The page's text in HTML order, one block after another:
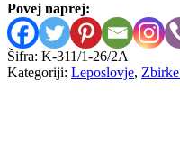
Povej naprej:
Šifra: K-311/1-26/2A
Kategoriji: Leposlovje,